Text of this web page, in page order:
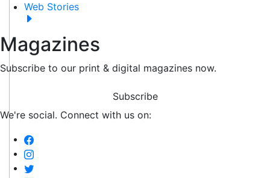
Web Stories
Magazines
Subscribe to our print & digital magazines now.
Subscribe
We're social. Connect with us on: